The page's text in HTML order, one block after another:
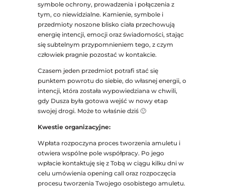
symbole ochrony, prowadzenia i połączenia z
tym, co niewidzialne. Kamienie, symbole i
przedmioty noszone blisko ciała przechowują
energię intencji, emocji oraz świadomości, stając
się subtelnym przypomnieniem tego, z czym
człowiek pragnie pozostać w kontakcie.
Czasem jeden przedmiot potrafi stać się
punktem powrotu do siebie, do własnej energii, o
intencji, która została wypowiedziana w chwili,
gdy Dusza była gotowa wejść w nowy etap
swojej drogi. Może to właśnie dziś 🙂
Kwestie organizacyjne:
Wpłata rozpoczyna proces tworzenia amuletu i
otwiera wspólne pole współpracy. Po jego
wpłacie kontaktuję się z Tobą w ciągu kilku dni w
celu umówienia opening call oraz rozpoczęcia
procesu tworzenia Twojego osobistego amuletu.